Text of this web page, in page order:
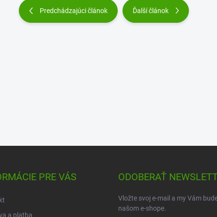
Predchádzajúci článok Ďalší článok
PRE VÁS
a platba
ODOBERAŤ
Vložte svoj e-mail a my Vám
našom e-shope.